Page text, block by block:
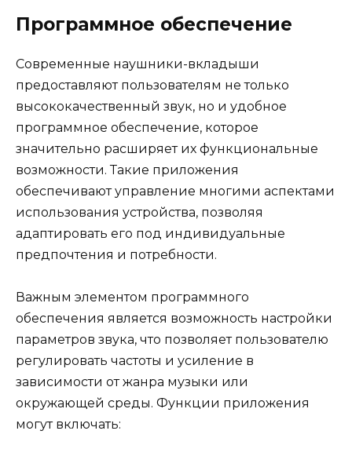
Программное обеспечение
Современные наушники-вкладыши
предоставляют пользователям не только
высококачественный звук, но и удобное
программное обеспечение, которое
значительно расширяет их функциональные
возможности. Такие приложения
обеспечивают управление многими аспектами
использования устройства, позволяя
адаптировать его под индивидуальные
предпочтения и потребности.
Важным элементом программного
обеспечения является возможность настройки
параметров звука, что позволяет пользователю
регулировать частоты и усиление в
зависимости от жанра музыки или
окружающей среды. Функции приложения
могут включать: